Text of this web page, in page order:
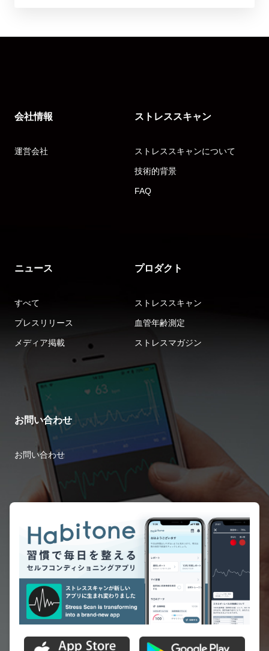
会社情報
運営会社
ストレススキャン
ストレススキャンについて
技術的背景
FAQ
ニュース
すべて
プレスリリース
メディア掲載
プロダクト
ストレススキャン
血管年齢測定
ストレスマガジン
お問い合わせ
お問い合わせ
プライバシーポリシー 広告掲載について